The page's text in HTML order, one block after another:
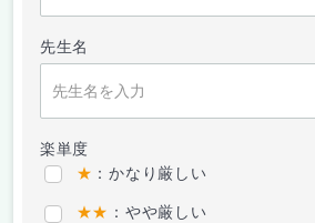
先生名
楽単度
★ ：かなり厳しい
★★ ：やや厳しい